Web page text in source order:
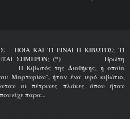
ΠΟΙΑ ΚΑΙ ΤΙ ΕΙΝΑΙ Η ΚΙΒΩΤΟΣ; ΤΙ
ΣΗΜΕΡΟΝ; (*) Πρώτη
Η Κιβωτός της Διαθήκης, η οποία
Μαρτυρίου", ήταν ένα ιερό κιβώτιο,
οι πέτρινες πλάκες όπου ήταν
είχε παρα...